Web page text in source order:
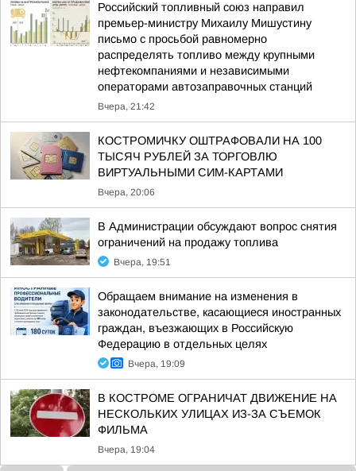
Российский топливный союз направил
премьер-министру Михаилу Мишустину
письмо с просьбой равномерно
распределять топливо между крупными
нефтекомпаниями и независимыми
операторами автозаправочных станций
Вчера, 21:42
КОСТРОМИЧКУ ОШТРАФОВАЛИ НА 100
ТЫСЯЧ РУБЛЕЙ ЗА ТОРГОВЛЮ
ВИРТУАЛЬНЫМИ СИМ-КАРТАМИ
Вчера, 20:06
В Администрации обсуждают вопрос снятия
ограничений на продажу топлива
Вчера, 19:51
Обращаем внимание на изменения в
законодательстве, касающиеся иностранных
граждан, въезжающих в Российскую
Федерацию в отдельных целях
Вчера, 19:09
В КОСТРОМЕ ОГРАНИЧАТ ДВИЖЕНИЕ НА
НЕСКОЛЬКИХ УЛИЦАХ ИЗ-ЗА СЪЕМОК
ФИЛЬМА
Вчера, 19:04